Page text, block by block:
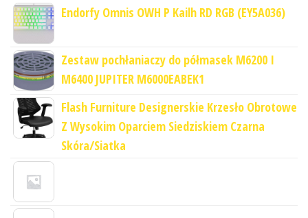
Endorfy Omnis OWH P Kailh RD RGB (EY5A036)
Zestaw pochłaniaczy do półmasek M6200 I
M6400 JUPITER M6000EABEK1
Flash Furniture Designerskie Krzesło Obrotowe
Z Wysokim Oparciem Siedziskiem Czarna
Skóra/Siatka